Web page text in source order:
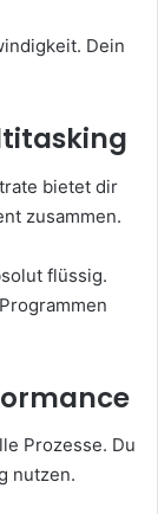
Dein
bietet dir
zusammen.
flüssig.
Prozesse. Du
nutzen.